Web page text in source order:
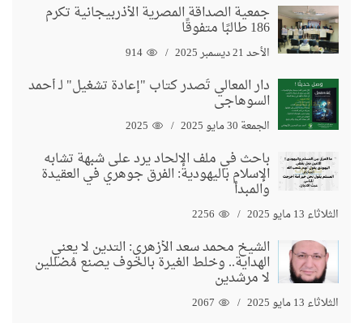
جمعية الصداقة المصرية الأذربيجانية تكرم
186 طالبًا متفوقًا
الأحد 21 ديسمبر 2025 914
دار المعالي تُصدر كتاب "إعادة تشغيل" لـ أحمد
السوهاجي
الجمعة 30 مايو 2025 2025
باحث في ملف الإلحاد يرد على شبهة تشابه
الإسلام باليهودية: الفرق جوهري في العقيدة
والمبدأ
الثلاثاء 13 مايو 2025 2256
الشيخ محمد سعد الأزهري: التدين لا يعني
الهداية.. وخلط الغيرة بالخوف يصنع مُضللين
لا مرشدين
الثلاثاء 13 مايو 2025 2067